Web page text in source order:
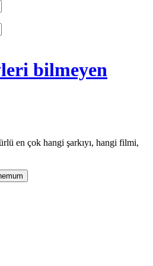
bilmeyen
en çok hangi şarkıyı, hangi filmi,